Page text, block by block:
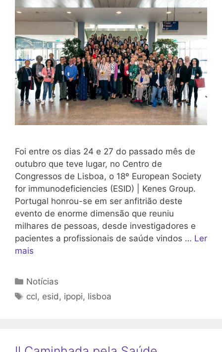
Foi entre os dias 24 e 27 do passado mês de
outubro que teve lugar, no Centro de
Congressos de Lisboa, o 18º European Society
for immunodeficiencies (ESID) | Kenes Group.
Portugal honrou-se em ser anfitrião deste
evento de enorme dimensão que reuniu
milhares de pessoas, desde investigadores e
pacientes a profissionais de saúde vindos … Ler
mais
Categorias
Notícias
Etiquetas
ccl, esid, ipopi, lisboa